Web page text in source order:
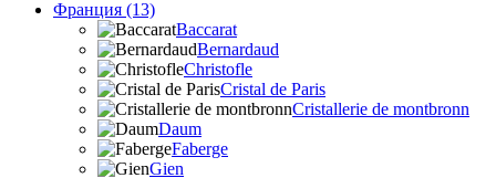
Франция (13)
Baccarat
Bernardaud
Christofle
Cristal de Paris
Cristallerie de montbronn
Daum
Faberge
Gien